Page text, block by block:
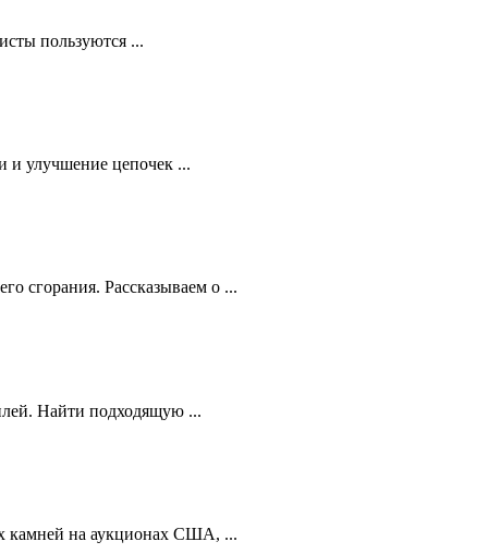
пользуются ...
и улучшение цепочек ...
сгорания. Рассказываем о ...
Найти подходящую ...
камней на аукционах США, ...